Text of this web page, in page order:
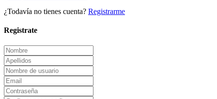
¿Todavía no tienes cuenta? Registrarme
Registrate